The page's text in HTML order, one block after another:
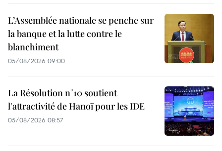
L’Assemblée nationale se penche sur
la banque et la lutte contre le
blanchiment
05/08/2026 09:00
La Résolution n°10 soutient
l'attractivité de Hanoï pour les IDE
05/08/2026 08:57